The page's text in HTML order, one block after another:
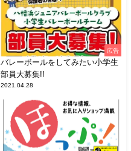
広告
バレーボールをしてみたい小学生
部員大募集!!
2021.04.28